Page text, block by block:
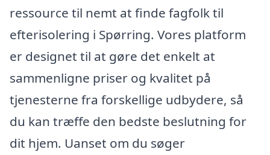
ressource til nemt at finde fagfolk til
efterisolering i Spørring. Vores platform
er designet til at gøre det enkelt at
sammenligne priser og kvalitet på
tjenesterne fra forskellige udbydere, så
du kan træffe den bedste beslutning for
dit hjem. Uanset om du søger